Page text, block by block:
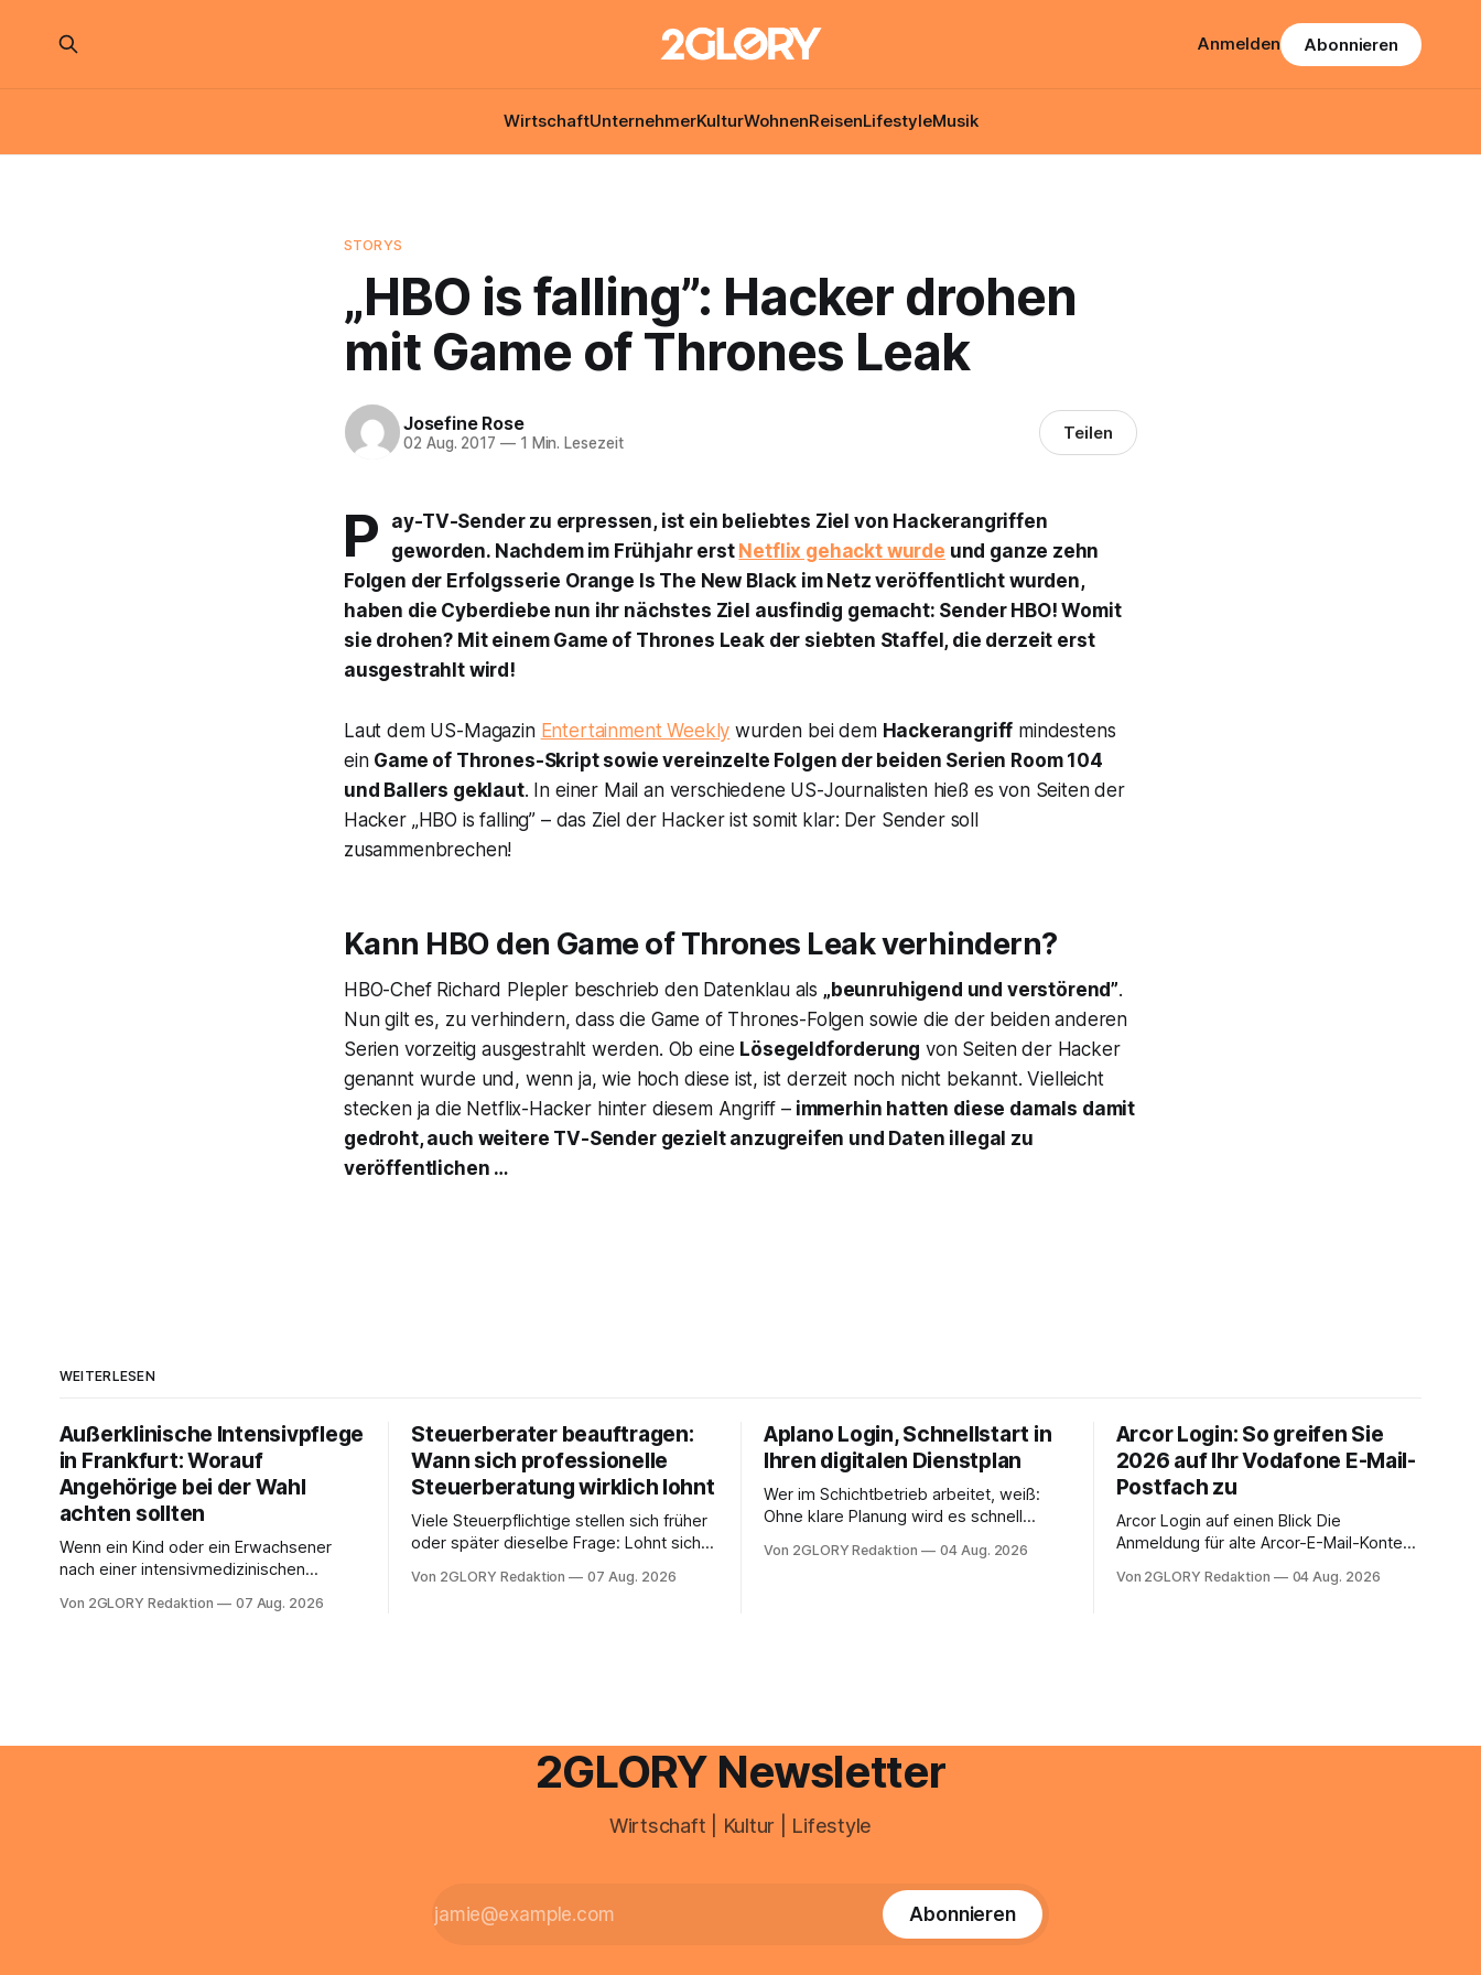
WirtschaftUnternehmerKulturWohnenReisenLifestyleMusik
Anmelden Abonnieren
STORYS
„HBO is falling”: Hacker drohen
mit Game of Thrones Leak
Josefine Rose
02 Aug. 2017 —1 Min. Lesezeit Teilen
P
ay-TV-Sender zu erpressen, ist ein beliebtes Ziel von Hackerangriffen
geworden. Nachdem im Frühjahr erst Netflix gehackt wurde und ganze zehn
Folgen der Erfolgsserie Orange Is The New Black im Netz veröffentlicht wurden,
haben die Cyberdiebe nun ihr nächstes Ziel ausfindig gemacht: Sender HBO! Womit
sie drohen? Mit einem Game of Thrones Leak der siebten Staffel, die derzeit erst
ausgestrahlt wird!
Laut dem US-Magazin Entertainment Weekly wurden bei dem Hackerangriff mindestens
ein Game of Thrones-Skript sowie vereinzelte Folgen der beiden Serien Room 104
und Ballers geklaut. In einer Mail an verschiedene US-Journalisten hieß es von Seiten der
Hacker „HBO is falling” – das Ziel der Hacker ist somit klar: Der Sender soll
zusammenbrechen!
Kann HBO den Game of Thrones Leak verhindern?
HBO-Chef Richard Plepler beschrieb den Datenklau als „beunruhigend und verstörend”.
Nun gilt es, zu verhindern, dass die Game of Thrones-Folgen sowie die der beiden anderen
Serien vorzeitig ausgestrahlt werden. Ob eine Lösegeldforderung von Seiten der Hacker
genannt wurde und, wenn ja, wie hoch diese ist, ist derzeit noch nicht bekannt. Vielleicht
stecken ja die Netflix-Hacker hinter diesem Angriff – immerhin hatten diese damals damit
gedroht, auch weitere TV-Sender gezielt anzugreifen und Daten illegal zu
veröffentlichen …
WEITERLESEN
Außerklinische Intensivpflege
in Frankfurt: Worauf
Angehörige bei der Wahl
achten sollten
Wenn ein Kind oder ein Erwachsener
nach einer intensivmedizinischen
oder eine engmaschige pflegerische
Intensivpflege bietet genau diese
Von 2GLORY Redaktion 07 Aug. 2026
Steuerberater beauftragen:
Wann sich professionelle
Steuerberatung wirklich lohnt
Viele Steuerpflichtige stellen sich früher
oder später dieselbe Frage: Lohnt sich
sich die Steuererklärung auch in
zahlt sich professionelle Unterstützung
Von 2GLORY Redaktion 07 Aug. 2026
Aplano Login, Schnellstart in
Ihren digitalen Dienstplan
Wer im Schichtbetrieb arbeitet, weiß:
Ohne klare Planung wird es schnell
zentraler Zugangspunkt, um dienstpläne,
Von 2GLORY Redaktion 04 Aug. 2026
Arcor Login: So greifen Sie
2026 auf Ihr Vodafone E-Mail-
Postfach zu
Arcor Login auf einen Blick Die
Anmeldung für alte Arcor-E-Mail-Konten
noch eine e mail adresse mit der Endung
Von 2GLORY Redaktion 04 Aug. 2026
2GLORY Newsletter
Wirtschaft | Kultur | Lifestyle
Abonnieren